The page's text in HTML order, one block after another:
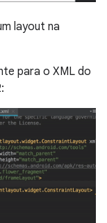
layout na
para o XML do